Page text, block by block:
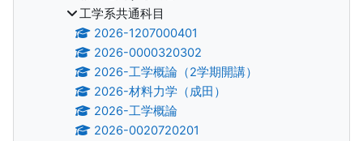
工学系共通科目
2026-1207000401
2026-0000320302
2026-工学概論（2学期開講）
2026-材料力学（成田）
2026-工学概論
2026-0020720201